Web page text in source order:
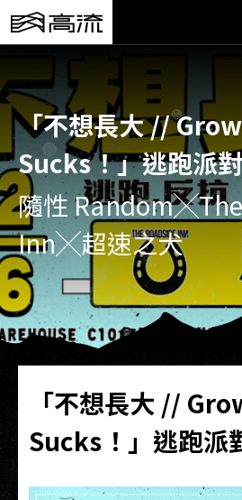
「不想長大 //
Sucks！」逃跑派
隨性
Inn╳超速之犬
「不想長大 //
Sucks！」逃跑派